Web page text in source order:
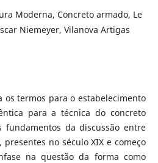
Moderna, Concreto armado, Le
Niemeyer, Vilanova Artigas
termos para o estabelecimento
para a técnica do concreto
fundamentos da discussão entre
no século XIX e começo
na questão da forma como